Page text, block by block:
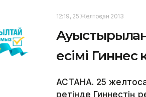
12:19, 25 Желтоқсан 2013
есімі Гиннес
АСТАНА. 25
ретінде Гиннестің